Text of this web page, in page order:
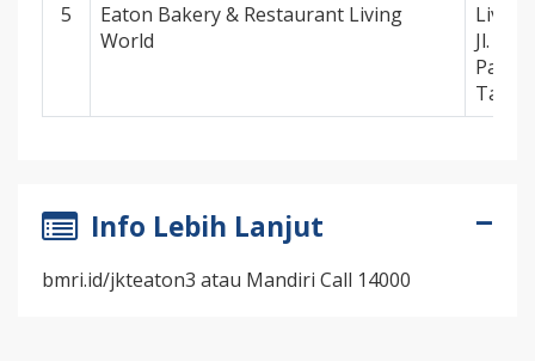
5
Eaton Bakery & Restaurant Living
World
Living
Jl.
Info Lebih Lanjut
bmri.id/jkteaton3 atau Mandiri Call 14000